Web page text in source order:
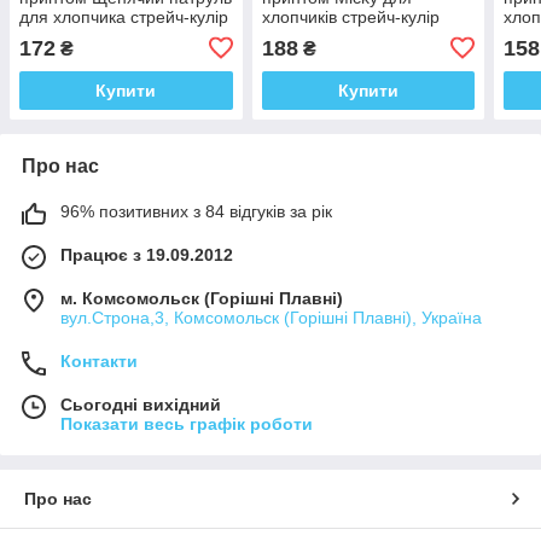
для хлопчика стрейч-кулір
172 ₴
Купити
хлопчиків стрейч-кулір
188₴
Купити
158
Про нас
96% позитивних з 84 відгуків за рік
Працює з 19.09.2012
м. Комсомольск (Горішні Плавні)
вул.Строна,3, Комсомольск (Горішні Плавні), Україна
Контакти
Сьогодні вихідний
Показати весь графік роботи
Про нас